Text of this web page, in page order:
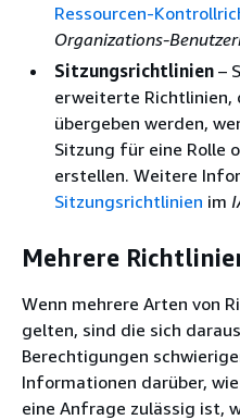
Ressourcen-
Organizations-
Sitzungsrichtlinien –
erweiterte Richtlinien,
übergeben werden,
Sitzung für eine Rolle
erstellen. Weitere
Sitzungsrichtlinien im
Mehrere
Wenn mehrere Arten von
gelten, sind die sich
Berechtigungen
Informationen darüber,
eine Anfrage zulässig ist,